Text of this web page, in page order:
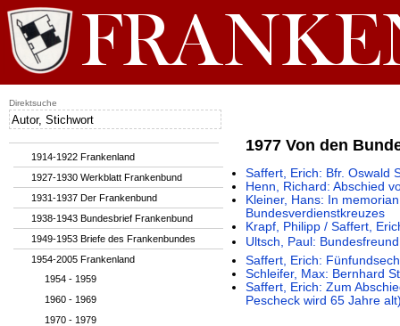
1977 Von den
Saffert, Erich: Bfr. Oswald
Henn, Richard: Abschied
Kleiner, Hans: In
Bundesverdienstkreuzes
Krapf, Philipp / Saffert,
Ultsch, Paul:
Saffert, Erich:
Schleifer, Max: Bernhard
Saffert, Erich: Zum
Pescheck wird 65 Jahre
1914-1922 Frankenland
1927-1930 Werkblatt Frankenbund
1931-1937 Der Frankenbund
1938-1943 Bundesbrief Frankenbund
1949-1953 Briefe des Frankenbundes
1954-2005 Frankenland
1954 - 1959
1960 - 1969
1970 - 1979
Direktsuche